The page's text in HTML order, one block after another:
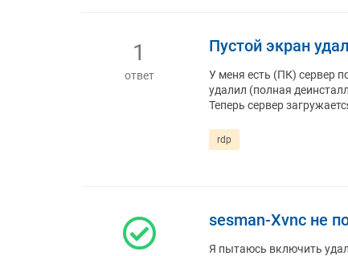
1
ответ
Пустой экран
У меня есть (ПК) сервер
удалил (полная
Теперь сервер
rdp
sesman-Xvnc не
Я пытаюсь включить